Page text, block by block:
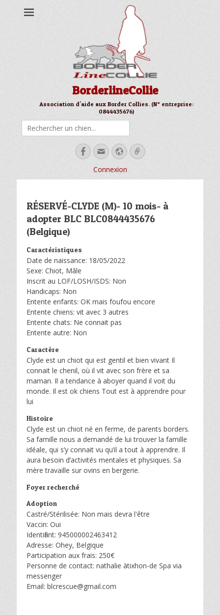
BorderlineCollie
Association d'aide aux Border Collies. (N° entreprise:
0844435676)
Facebook
EmailSite
web
Link
Connexion
RÉSERVÉ-CLYDE (M)- 10 mois- à
adopter BLC BLC0844435676
(Belgique)
Caractéristiques
Date de naissance: 18/05/2022
Sexe: Chiot, Mâle
Inscrit au LOF/LOSH/ISDS: Non
Handicaps: Non
Entente enfants: OK mais foufou encore
Entente chiens: vit avec 3 autres
Entente chats: Ne connait pas
Entente autre: Non
Caractère
Clyde est un chiot qui est gentil et bien vivant Il
connait le chenil, où il vit avec son frère et sa
maman. Il a tendance à aboyer quand il voit du
monde. Il est ok chiens Tout est à apprendre pour
lui
Histoire
Clyde est un chiot né en ferme, de parents borders.
Sa famille nous a demandé de lui trouver la famille
idéale, qui s’y connait vu qu’il a tout à apprendre. Il
aura besoin d’activités mentales et physiques. Sa
mère travaille sur ovins en bergerie.
Foyer recherché
Adoption
Castré/Stérilisée: Non mais devra l'être
Vaccin: Oui
Identifiant: 945000002463412
Adresse: Ohey, Belgique
Participation aux frais: 250€
Personne de contact: nathalie àtixhon-de Spa via
messenger
Email: blcrescue@gmail.com